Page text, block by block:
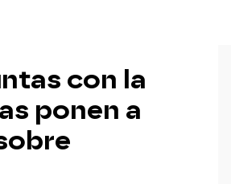
con la
ponen a